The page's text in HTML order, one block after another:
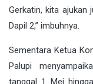
Gerkatin, kita ajukan
Dapil 2,” imbuhnya.
Sementara Ketua
Palupi
tanggal 1 Mei